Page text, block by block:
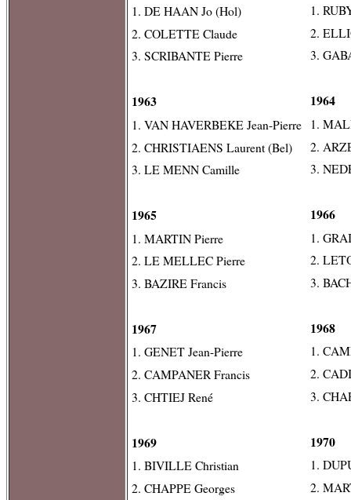
1. DE HAAN Jo (Hol)
2. COLETTE Claude
3. SCRIBANTE Pierre
1963
1. VAN HAVERBEKE Jean-Pierre
2. CHRISTIAENS Laurent (Bel)
3. LE MENN Camille
1965
1. MARTIN Pierre
2. LE MELLEC Pierre
3. BAZIRE Francis
1967
1. GENET Jean-Pierre
2. CAMPANER Francis
3. CHTIEJ René
1969
1. BIVILLE Christian
2. CHAPPE Georges
1.
2.
3.
1964
1.
2.
3.
1966
1.
2.
3.
1968
1.
2.
3.
1970
1.
2.